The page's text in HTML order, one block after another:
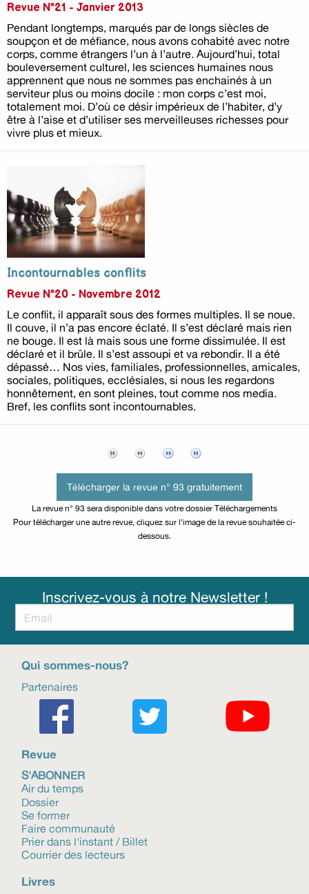
Revue N°21 - Janvier 2013
Pendant longtemps, marqués par de longs siècles de
soupçon et de méfiance, nous avons cohabité avec notre
corps, comme étrangers l’un à l’autre. Aujourd’hui, total
bouleversement culturel, les sciences humaines nous
apprennent que nous ne sommes pas enchainés à un
serviteur plus ou moins docile : mon corps c’est moi,
totalement moi. D’où ce désir impérieux de l’habiter, d’y
être à l’aise et d’utiliser ses merveilleuses richesses pour
vivre plus et mieux.
Incontournables conflits
Revue N°20 - Novembre 2012
Le conflit, il apparaît sous des formes multiples. Il se noue.
Il couve, il n’a pas encore éclaté. Il s’est déclaré mais rien
ne bouge. Il est là mais sous une forme dissimulée. Il est
déclaré et il brûle. Il s’est assoupi et va rebondir. Il a été
dépassé… Nos vies, familiales, professionnelles, amicales,
sociales, politiques, ecclésiales, si nous les regardons
honnêtement, en sont pleines, tout comme nos media.
Bref, les conflits sont incontournables.
Télécharger la revue n° 93 gratuitement
La revue n° 93 sera disponible dans votre dossier Téléchargements
Pour télécharger une autre revue, cliquez sur l'image de la revue souhaitée ci-
dessous.
Inscrivez-vous à notre Newsletter !
Qui sommes-nous?
Partenaires
Revue
S'ABONNER
Air du temps
Dossier
Se former
Faire communauté
Prier dans l'instant / Billet
Courrier des lecteurs
Livres